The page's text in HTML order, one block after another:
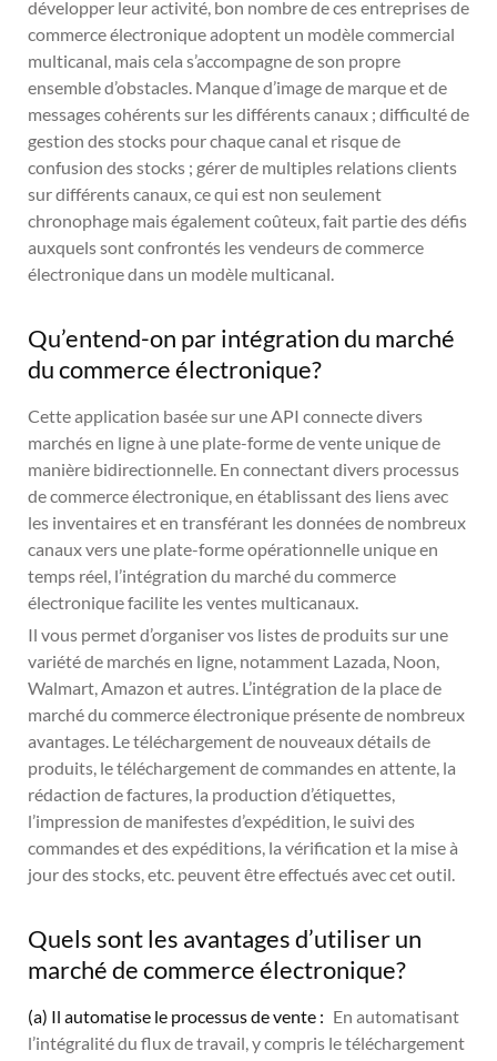
développer leur activité, bon nombre de ces entreprises de
commerce électronique adoptent un modèle commercial
multicanal, mais cela s’accompagne de son propre
ensemble d’obstacles. Manque d’image de marque et de
messages cohérents sur les différents canaux ; difficulté de
gestion des stocks pour chaque canal et risque de
confusion des stocks ; gérer de multiples relations clients
sur différents canaux, ce qui est non seulement
chronophage mais également coûteux, fait partie des défis
auxquels sont confrontés les vendeurs de commerce
électronique dans un modèle multicanal.
Qu’entend-on par intégration du marché
du commerce électronique?
Cette application basée sur une API connecte divers
marchés en ligne à une plate-forme de vente unique de
manière bidirectionnelle. En connectant divers processus
de commerce électronique, en établissant des liens avec
les inventaires et en transférant les données de nombreux
canaux vers une plate-forme opérationnelle unique en
temps réel, l’intégration du marché du commerce
électronique facilite les ventes multicanaux.
Il vous permet d’organiser vos listes de produits sur une
variété de marchés en ligne, notamment Lazada, Noon,
Walmart, Amazon et autres. L’intégration de la place de
marché du commerce électronique présente de nombreux
avantages. Le téléchargement de nouveaux détails de
produits, le téléchargement de commandes en attente, la
rédaction de factures, la production d’étiquettes,
l’impression de manifestes d’expédition, le suivi des
commandes et des expéditions, la vérification et la mise à
jour des stocks, etc. peuvent être effectués avec cet outil.
Quels sont les avantages d’utiliser un
marché de commerce électronique?
(a) Il automatise le processus de vente : En automatisant
l’intégralité du flux de travail, y compris le téléchargement